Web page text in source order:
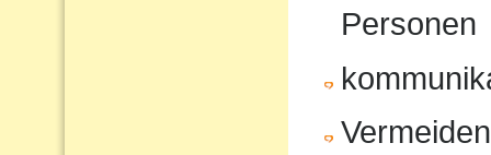
Personen